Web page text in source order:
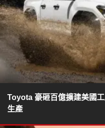
Toyota 豪砸百億擴建美國
生產